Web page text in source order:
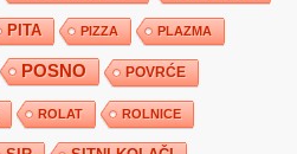
PITA PIZZA PLAZMA
POSNO POVRĆE
ROLAT ROLNICE